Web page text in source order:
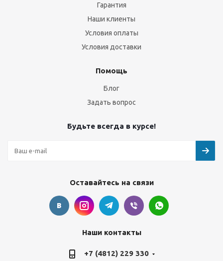
Гарантия
Наши клиенты
Условия оплаты
Условия доставки
Помощь
Блог
Задать вопрос
Будьте всегда в курсе!
Оставайтесь на связи
Наши контакты
+7 (4812) 229 330